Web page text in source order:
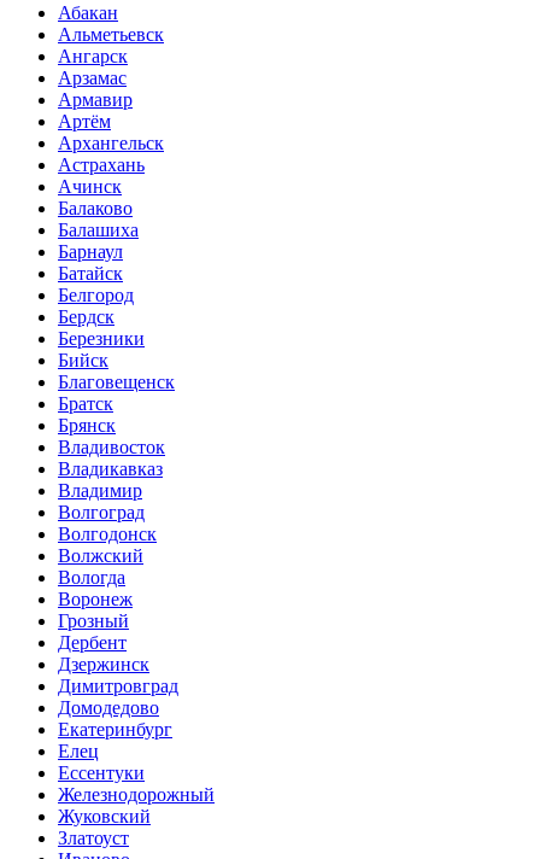
Абакан
Альметьевск
Ангарск
Арзамас
Армавир
Артём
Архангельск
Астрахань
Ачинск
Балаково
Балашиха
Барнаул
Батайск
Белгород
Бердск
Березники
Бийск
Благовещенск
Братск
Брянск
Владивосток
Владикавказ
Владимир
Волгоград
Волгодонск
Волжский
Вологда
Воронеж
Грозный
Дербент
Дзержинск
Димитровград
Домодедово
Екатеринбург
Елец
Ессентуки
Железнодорожный
Жуковский
Златоуст